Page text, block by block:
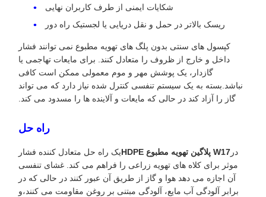
شکایات ایمنی از طرف کاربران نهایی
ریسک بالاتر در حمل و نقل دریایی یا لجستیک راه دور
کپسول های سنتی بدون پلگ های تهویه مطبوع نمی توانند فشار
داخل و خارج از ظروف را متعادل کنند. برای مایعات تهاجمی یا
گازدار، یک پوشش مهر و موم معمولی ممکن است کافی
نباشد.بسته به یک سیستم تنفسی کنترل شده نیاز دارد که می تواند
گاز را آزاد کند در حالی که مایعات و آلاینده ها را مسدود می کند.
راه حل
در W17 پلاگین تهویه مطبوع HDPE
یک راه حل متعادل کننده فشار
موثر برای کلاه های تهویه زراعی را فراهم می کند. غشای تنفسی
آن اجازه می دهد هوا و گاز از طریق آن عبور کنند در حالی که در
برابر آلودگی آب مایع، آلودگی مبتنی بر روغن مقاومت می کنند،و